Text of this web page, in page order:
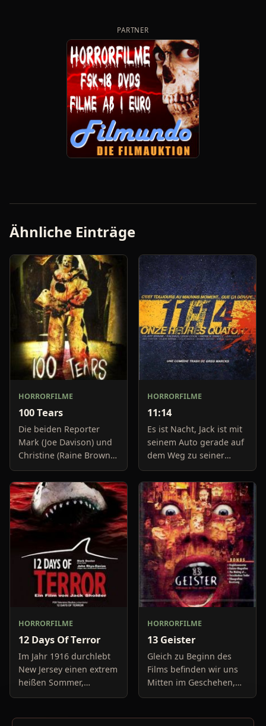
PARTNER
Ähnliche Einträge
HORRORFILME
100 Tears
Die beiden Reporter
Mark (Joe Davison) und
Christine (Raine Brown)
haben keine Lust mehr
auf belanglose
Boulevard-Meldungen
und befassen sich
neuerdings mit Se
HORRORFILME
11:14
Es ist Nacht, Jack ist mit
seinem Auto gerade auf
dem Weg zu seiner
Freundin, um diese
abzuholen. Die Uhr im
Auto springt auf 11:14h,
genau in dem Moment
fäll
HORRORFILME
12 Days Of Terror
Im Jahr 1916 durchlebt
New Jersey einen extrem
heißen Sommer,
während in Europa der
Bewohner eines kleinen
HORRORFILME
13 Geister
Gleich zu Beginn des
Films befinden wir uns
Mitten im Geschehen,
eine Gruppe von Leuten
Cyrus Kriticus und